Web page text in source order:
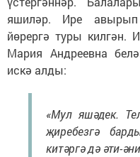
яшиләр. Ире авырып
йөрергә туры килгән.
Мария Андреевна
искә алды:
«Мул яшәдек.
җиребезгә
китәргә дә әти-